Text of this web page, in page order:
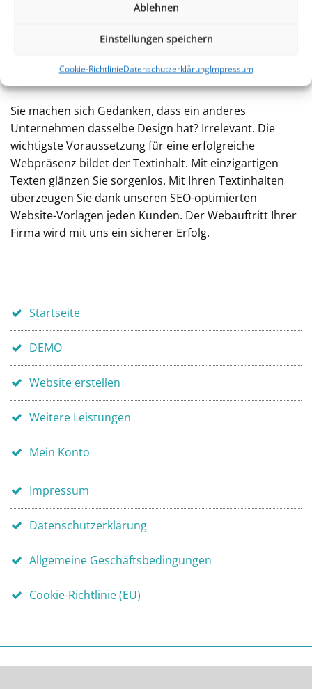
Ablehnen
Einstellungen speichern
Cookie-RichtlinieDatenschutzerklärungImpressum
Sie machen sich Gedanken, dass ein anderes
Unternehmen dasselbe Design hat? Irrelevant. Die
wichtigste Voraussetzung für eine erfolgreiche
Webpräsenz bildet der Textinhalt. Mit einzigartigen
Texten glänzen Sie sorgenlos. Mit Ihren Textinhalten
überzeugen Sie dank unseren SEO-optimierten
Website-Vorlagen jeden Kunden. Der Webauftritt Ihrer
Firma wird mit uns ein sicherer Erfolg.
Startseite
DEMO
Website erstellen
Weitere Leistungen
Mein Konto
Impressum
Datenschutzerklärung
Allgemeine Geschäftsbedingungen
Cookie-Richtlinie (EU)